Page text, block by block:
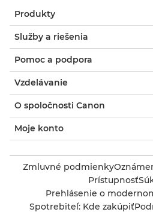
Produkty
Služby a riešenia
Pomoc a podpora
Vzdelávanie
O spoločnosti Canon
Moje konto
Zmluvné podmienky
Prístupnosť
Prehlásenie o
Spotrebiteľ: Kde zakúpiť